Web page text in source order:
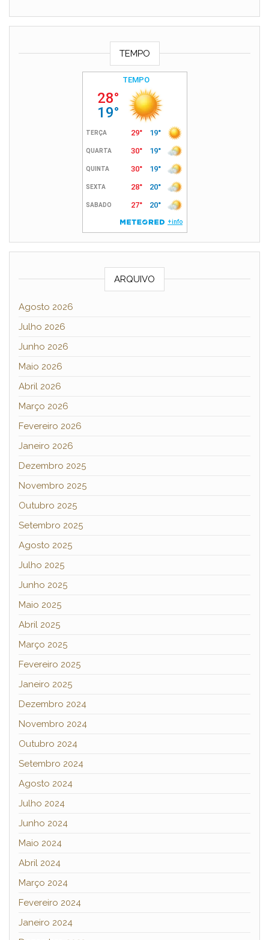
TEMPO
ARQUIVO
Agosto 2026
Julho 2026
Junho 2026
Maio 2026
Abril 2026
Março 2026
Fevereiro 2026
Janeiro 2026
Dezembro 2025
Novembro 2025
Outubro 2025
Setembro 2025
Agosto 2025
Julho 2025
Junho 2025
Maio 2025
Abril 2025
Março 2025
Fevereiro 2025
Janeiro 2025
Dezembro 2024
Novembro 2024
Outubro 2024
Setembro 2024
Agosto 2024
Julho 2024
Junho 2024
Maio 2024
Abril 2024
Março 2024
Fevereiro 2024
Janeiro 2024